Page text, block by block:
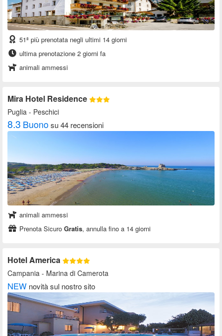
51ª più prenotata negli ultimi 14 giorni
ultima prenotazione 2 giorni fa
animali ammessi
Mira Hotel Residence
Puglia - Peschici
8.3 Buonosu 44 recensioni
animali ammessi
Prenota Sicuro Gratis, annulla fino a 14 giorni
Hotel America
Campania - Marina di Camerota
NEW novità sul nostro sito